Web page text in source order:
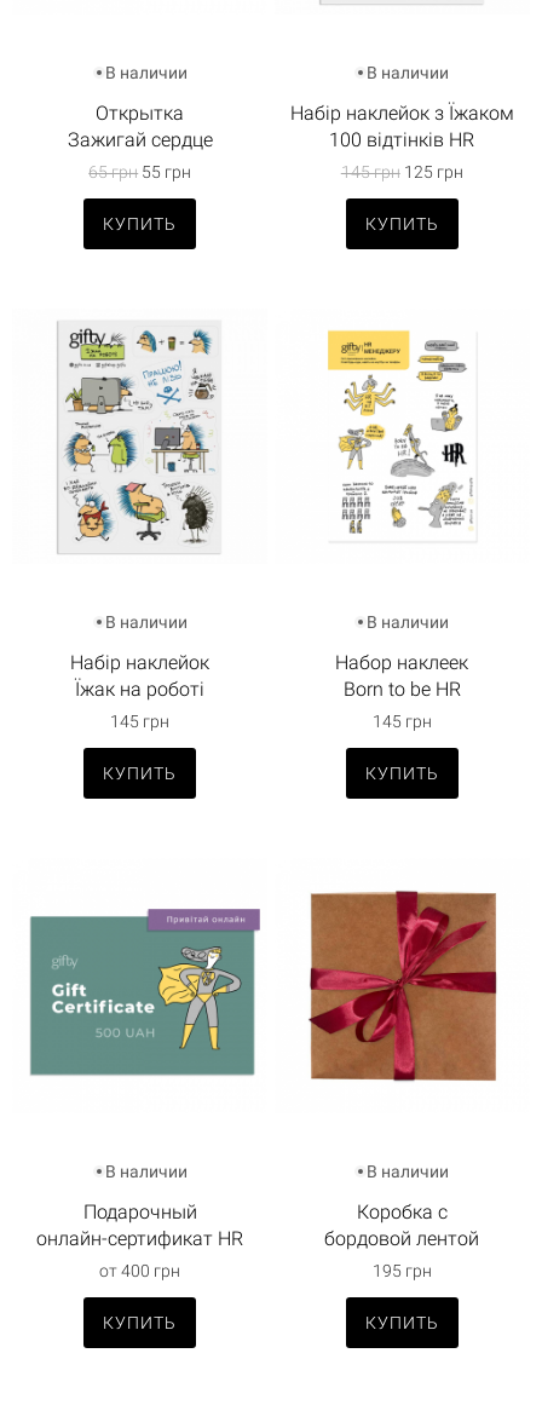
В наличии
Открытка
Зажигай сердце
65 грн 55 грн
КУПИТЬ
В наличии
Набір наклейок з Їжаком
100 відтінків HR
145 грн125 грн
КУПИТЬ
В наличии
Набір наклейок
Їжак на роботі
145 грн
КУПИТЬ
В наличии
Набор наклеек
Born to be HR
145 грн
КУПИТЬ
В наличии
Подарочный
онлайн-сертификат HR
от 400 грн
КУПИТЬ
В наличии
Коробка с
бордовой лентой
195 грн
КУПИТЬ